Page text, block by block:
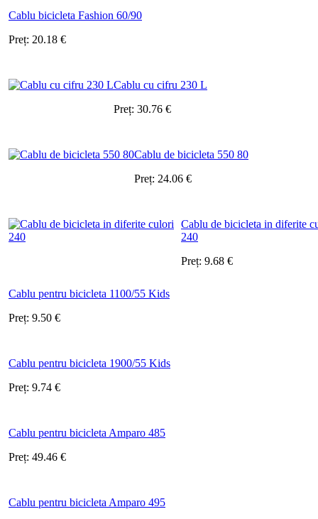
Cablu bicicleta Fashion 60/90
Preț: 20.18 €
Cablu cu cifru 230 L
Preț: 30.76 €
Cablu de bicicleta 550 80
Preț: 24.06 €
Cablu de bicicleta in diferite
240
Preț: 9.68 €
Cablu pentru bicicleta 1100/55 Kids
Preț: 9.50 €
Cablu pentru bicicleta 1900/55 Kids
Preț: 9.74 €
Cablu pentru bicicleta Amparo 485
Preț: 49.46 €
Cablu pentru bicicleta Amparo 495